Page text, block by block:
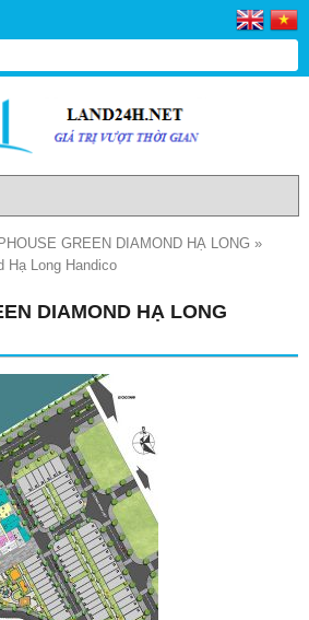
GREEN DIAMOND HẠ LONG »
Hạ Long Handico
DIAMOND HẠ LONG